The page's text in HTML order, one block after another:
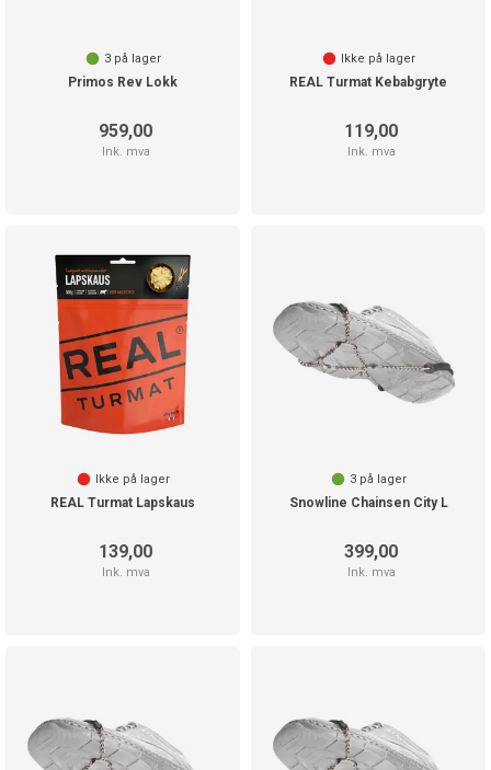
3 på lager
Primos Rev Lokk
959,00
Ink. mva
Ikke på lager
REAL Turmat Kebabgryte
119,00
Ink. mva
Ikke på lager
REAL Turmat Lapskaus
139,00
Ink. mva
3 på lager
Snowline Chainsen City L
399,00
Ink. mva